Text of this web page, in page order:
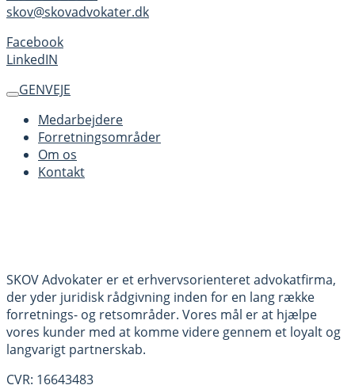
skov@skovadvokater.dk
Facebook
LinkedIN
GENVEJE
Medarbejdere
Forretningsområder
Om os
Kontakt
SKOV Advokater er et erhvervsorienteret advokatfirma,
der yder juridisk rådgivning inden for en lang række
forretnings- og retsområder. Vores mål er at hjælpe
vores kunder med at komme videre gennem et loyalt og
langvarigt partnerskab.
CVR: 16643483